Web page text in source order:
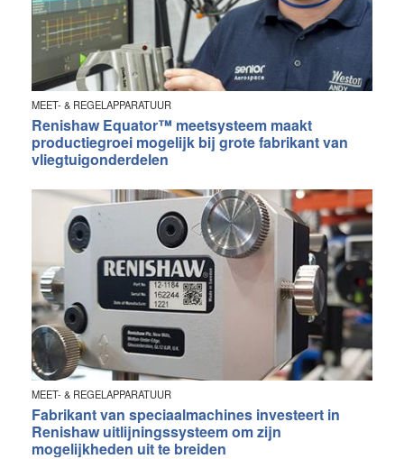
MEET- & REGELAPPARATUUR
Renishaw Equator™ meetsysteem maakt
productiegroei mogelijk bij grote fabrikant van
vliegtuigonderdelen
MEET- & REGELAPPARATUUR
Fabrikant van speciaalmachines investeert in
Renishaw uitlijningssysteem om zijn
mogelijkheden uit te breiden